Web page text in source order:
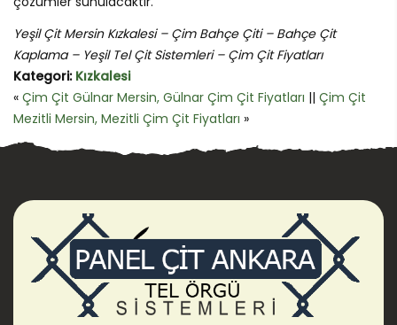
Yeşil Çit Mersin Kızkalesi – Çim Bahçe Çiti – Bahçe Çit
Kaplama – Yeşil Tel Çit Sistemleri – Çim Çit Fiyatları
Kategori: Kızkalesi
« Çim Çit Gülnar Mersin, Gülnar Çim Çit Fiyatları || Çim Çit
Mezitli Mersin, Mezitli Çim Çit Fiyatları »